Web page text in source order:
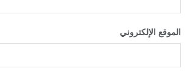
الموقع الإلكتروني